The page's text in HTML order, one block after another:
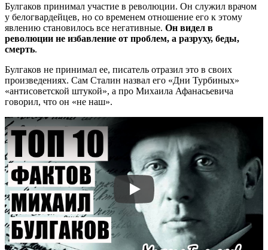
Булгаков принимал участие в революции. Он служил врачом
у белогвардейцев, но со временем отношение его к этому
явлению становилось все негативные. Он видел в
революции не избавление от проблем, а разруху, беды,
смерть.
Булгаков не принимал ее, писатель отразил это в своих
произведениях. Сам Сталин назвал его «Дни Турбиных»
«антисоветской штукой», а про Михаила Афанасьевича
говорил, что он «не наш».